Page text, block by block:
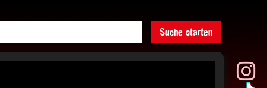
Suche starten